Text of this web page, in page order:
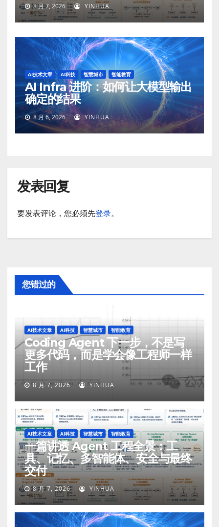
8 月 7, 2026 YINHUA
AI技术文章 AI科技 智慧城市 智能教育
AI Infra 进阶：如何让大模型输出
确定的结果
8 月 6, 2026 YINHUA
发表回复
要发表评论，您必须先登录。
您错过的
AI技术文章 AI科技 智慧城市 智能教育
Coding Agent 下一步，不是写
更多代码，而是学会像工程师一样
工作
8 月 7, 2026 YINHUA
AI技术文章 AI科技 智慧城市 智能教育
一篇讲透 Agent 工程全景：工
具、记忆、多智能体、安全与最终
交付
8 月 7, 2026 YINHUA